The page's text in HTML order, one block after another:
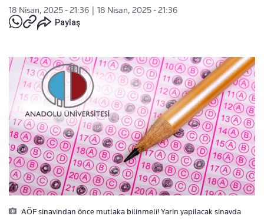
18 Nisan, 2025 - 21:36
18 Nisan, 2025 - 21:36
Paylaş
AÖF sinavindan önce mutlaka bilinmeli! Yarin yapilacak sinavda